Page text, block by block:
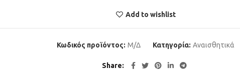
Add to wishlist
Κωδικός προϊόντος: Μ/Δ Κατηγορία: Αναισθητικά
Share